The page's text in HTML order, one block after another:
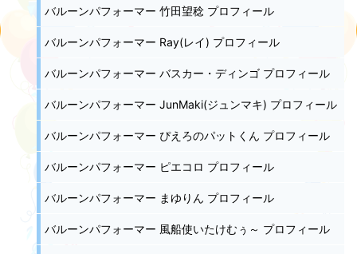
バルーンパフォーマー 竹田望稔 プロフィール
バルーンパフォーマー Ray(レイ) プロフィール
バルーンパフォーマー バスカー・ディンゴ プロフィール
バルーンパフォーマー JunMaki(ジュンマキ) プロフィール
バルーンパフォーマー ぴえろのパットくん プロフィール
バルーンパフォーマー ピエコロ プロフィール
バルーンパフォーマー まゆりん プロフィール
バルーンパフォーマー 風船使いたけむぅ～ プロフィール